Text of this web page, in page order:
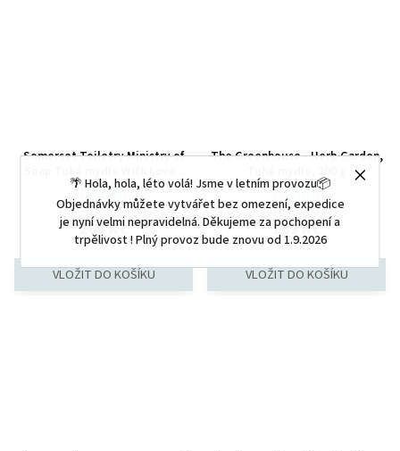
🌴 Hola, hola, léto volá! Jsme v letním provozu📦
Objednávky můžete vytvářet bez omezení, expedice
je nyní velmi nepravidelná. Děkujeme za pochopení a
trpělivost ! Plný provoz bude znovu od 1.9.2026
Somerset Toiletry Ministry of
Šampaňské & Růže, 200g
SKLADEM
209 Kč
The Greenhouse - Herb Garden,
SKLADEM
189 Kč